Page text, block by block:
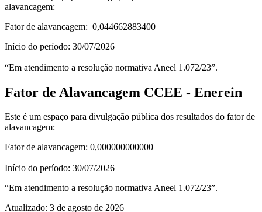
alavancagem:
Fator de alavancagem: 0,044662883400
Início do período: 30/07/2026
“Em atendimento a resolução normativa Aneel 1.072/23”.
Fator de Alavancagem CCEE - Enerein
Este é um espaço para divulgação pública dos resultados do fator de
alavancagem:
Fator de alavancagem: 0,000000000000
Início do período: 30/07/2026
“Em atendimento a resolução normativa Aneel 1.072/23”.
Atualizado: 3 de agosto de 2026